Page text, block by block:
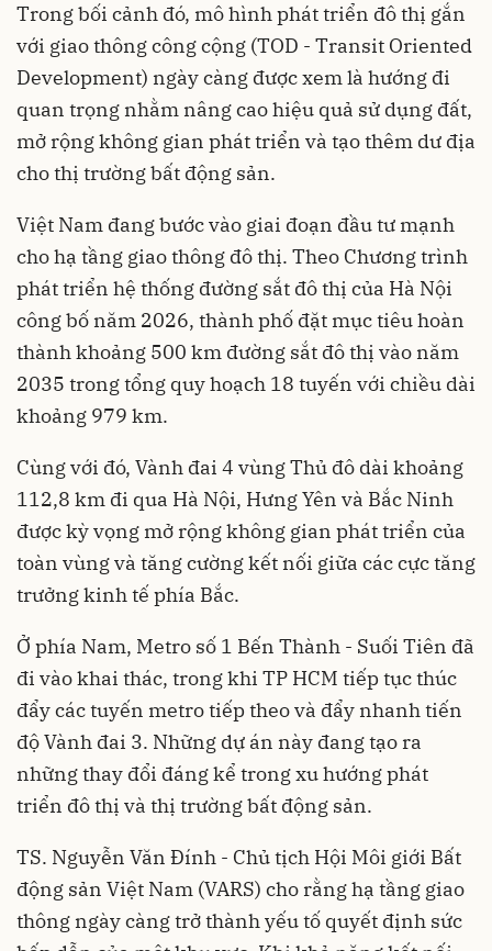
Trong bối cảnh đó, mô hình phát triển đô thị gắn
với giao thông công cộng (TOD - Transit Oriented
Development) ngày càng được xem là hướng đi
quan trọng nhằm nâng cao hiệu quả sử dụng đất,
mở rộng không gian phát triển và tạo thêm dư địa
cho thị trường bất động sản.
Việt Nam đang bước vào giai đoạn đầu tư mạnh
cho hạ tầng giao thông đô thị. Theo Chương trình
phát triển hệ thống đường sắt đô thị của Hà Nội
công bố năm 2026, thành phố đặt mục tiêu hoàn
thành khoảng 500 km đường sắt đô thị vào năm
2035 trong tổng quy hoạch 18 tuyến với chiều dài
khoảng 979 km.
Cùng với đó, Vành đai 4 vùng Thủ đô dài khoảng
112,8 km đi qua Hà Nội, Hưng Yên và Bắc Ninh
được kỳ vọng mở rộng không gian phát triển của
toàn vùng và tăng cường kết nối giữa các cực tăng
trưởng kinh tế phía Bắc.
Ở phía Nam, Metro số 1 Bến Thành - Suối Tiên đã
đi vào khai thác, trong khi TP HCM tiếp tục thúc
đẩy các tuyến metro tiếp theo và đẩy nhanh tiến
độ Vành đai 3. Những dự án này đang tạo ra
những thay đổi đáng kể trong xu hướng phát
triển đô thị và thị trường bất động sản.
TS. Nguyễn Văn Đính - Chủ tịch Hội Môi giới Bất
động sản Việt Nam (VARS) cho rằng hạ tầng giao
thông ngày càng trở thành yếu tố quyết định sức